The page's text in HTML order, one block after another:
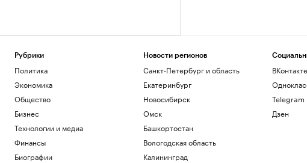
Рубрики
Политика
Экономика
Общество
Бизнес
Технологии и медиа
Финансы
Биографии
Новости регионов
Санкт-Петербург и область
Екатеринбург
Новосибирск
Омск
Башкортостан
Вологодская область
Калининград
ВКонтакте
Telegram
Дзен